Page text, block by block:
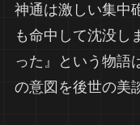
神通は激しい集中
も命中して沈没し
った』という物語
の意図を後世の美